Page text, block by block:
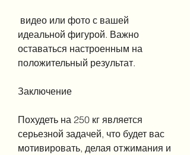
идеальной фигурой. Важно
оставаться настроенным на
положительный результат.
Заключение
Похудеть на 250 кг является
серьезной задачей, что будет вас
мотивировать, делая отжимания и